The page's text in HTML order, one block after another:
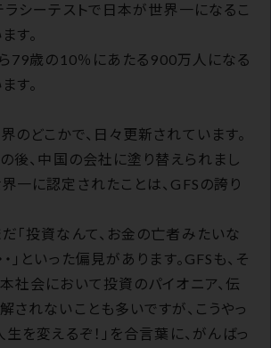
シーテストで日本が世界一になるこ
す。
79歳の10％にあたる900万人になる
す。
のどこかで、日々更新されています。
後、中国の会社に塗り替えられまし
一に認定されたことは、GFSの誇り
「投資なんて、お金の亡者みたいな
・」といった偏見があります。GFSも、そ
社会において投資のパイオニア、伝
されないことも多いですが、こうやっ
生を変えるぞ！」を合言葉に、がんばっ